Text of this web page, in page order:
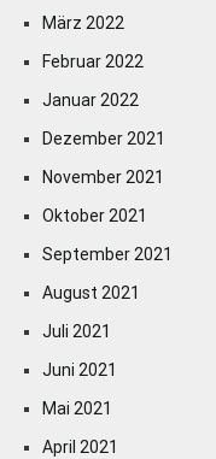
März 2022
Februar 2022
Januar 2022
Dezember 2021
November 2021
Oktober 2021
September 2021
August 2021
Juli 2021
Juni 2021
Mai 2021
April 2021